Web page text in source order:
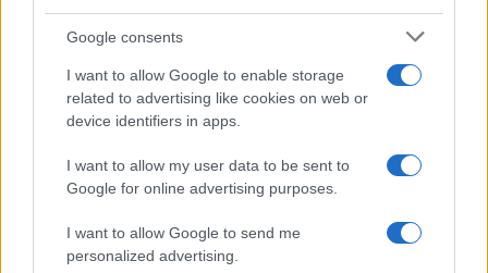
Google consents
I want to allow Google to enable storage
related to advertising like cookies on web or
device identifiers in apps.
I want to allow my user data to be sent to
Google for online advertising purposes.
I want to allow Google to send me
personalized advertising.
Εθνική Νεανίδων: Απέναντι
στην Ισλανδία για την 5η
stream)
Η Κέλσι Μίτσελ έγραψε
ιστορία στη νίκη της Ιντιάνα